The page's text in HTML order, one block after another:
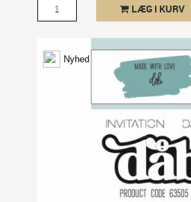
LÆG I KURV
Nyhed